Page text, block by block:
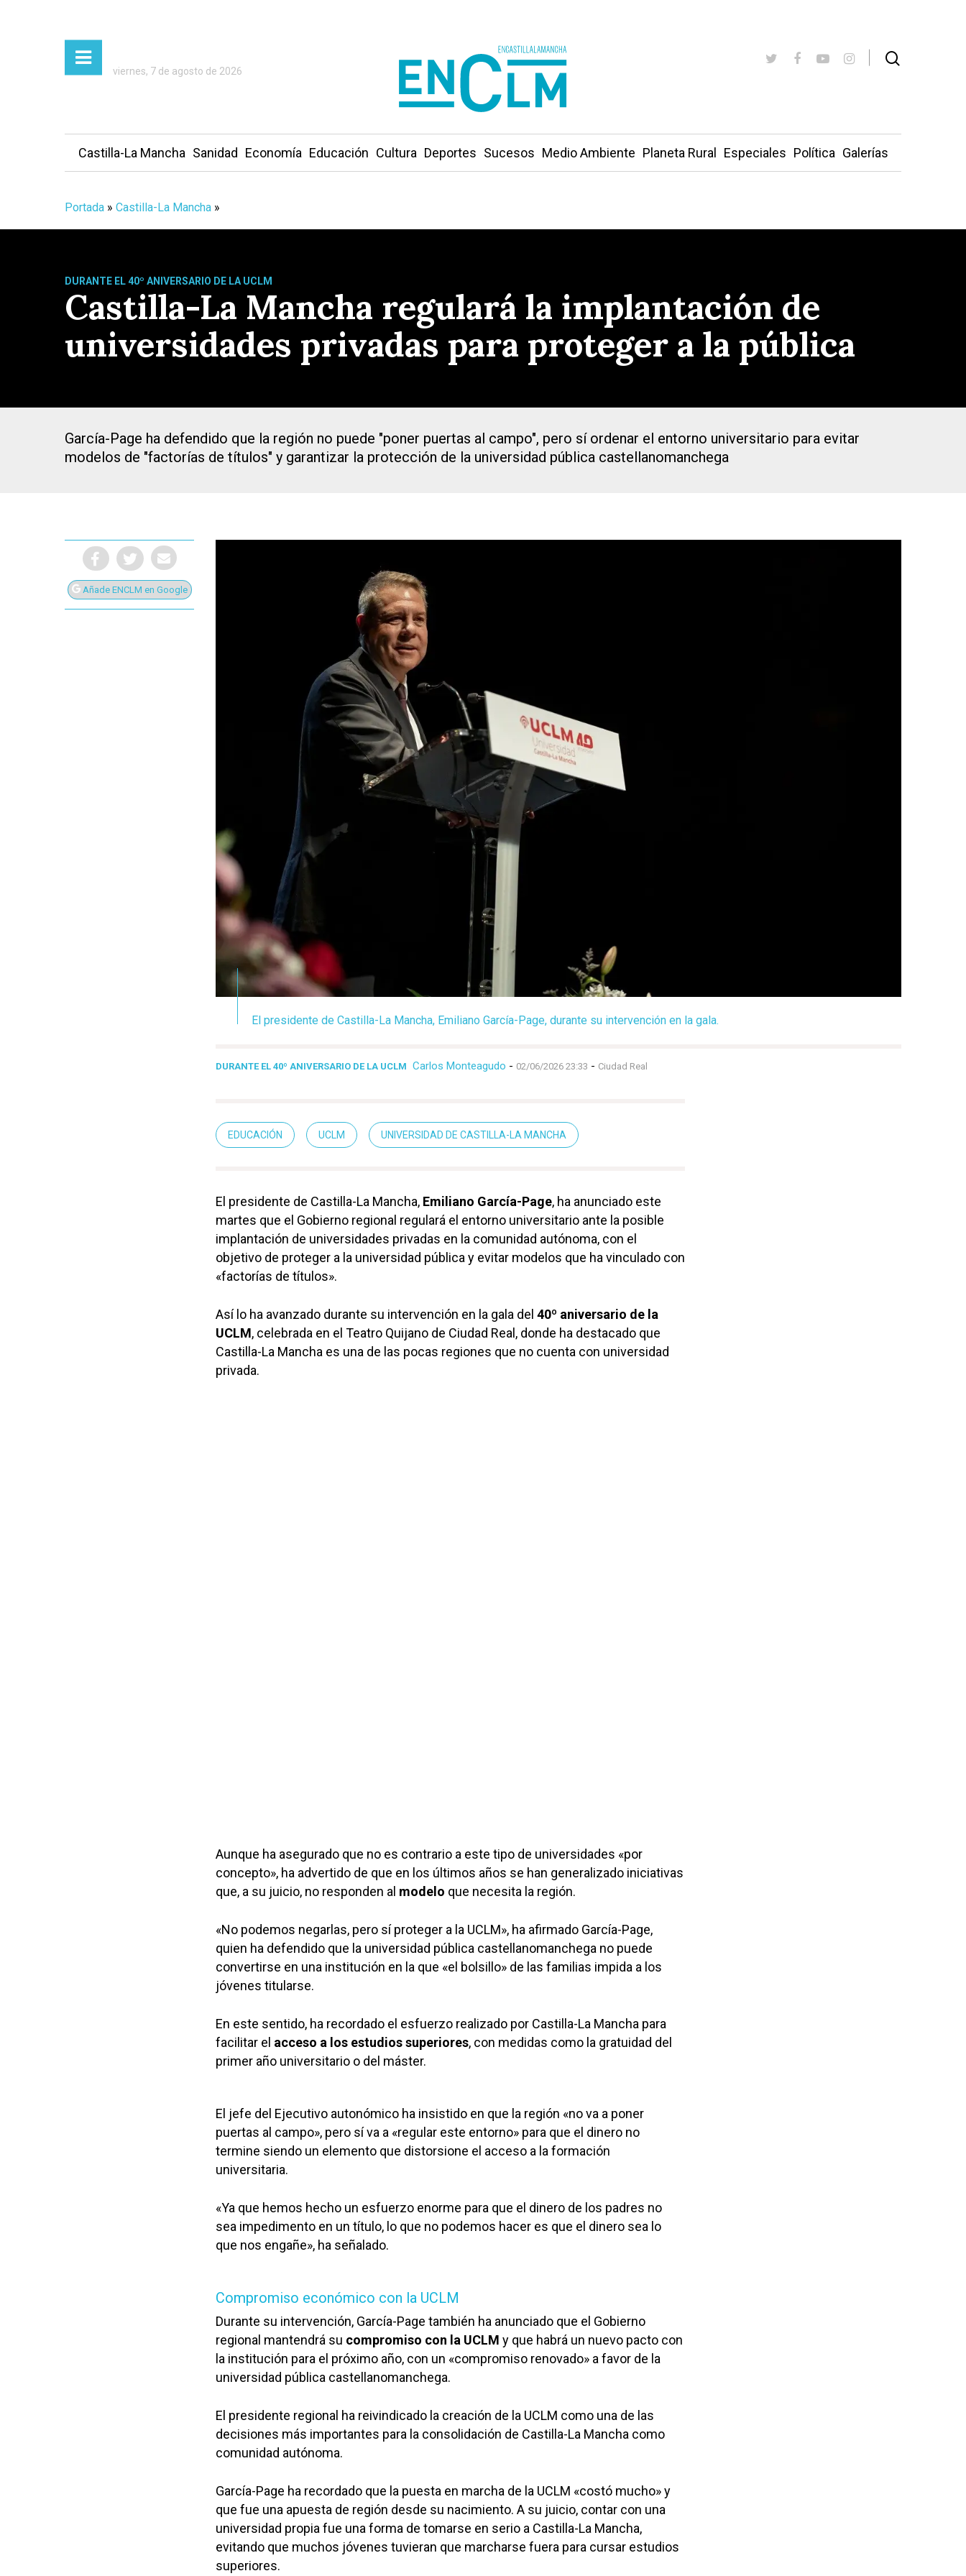
Presiona Intro para buscar o ESC para cerrar
viernes, 7 de agosto de 2026
Castilla-La Mancha Sanidad Economía Educación Cultura Deportes Sucesos Medio Ambiente Planeta Rural Especiales Política Galerías
Portada » Castilla-La Mancha »
DURANTE EL 40º ANIVERSARIO DE LA UCLM
Castilla-La Mancha regulará la implantación de
universidades privadas para proteger a la pública
García-Page ha defendido que la región no puede "poner puertas al campo", pero sí ordenar el entorno universitario para evitar
modelos de "factorías de títulos" y garantizar la protección de la universidad pública castellanomanchega
Añade ENCLM en Google
El presidente de Castilla-La Mancha, Emiliano García-Page, durante su intervención en la gala.
DURANTE EL 40º ANIVERSARIO DE LA UCLM Carlos Monteagudo - 02/06/2026 23:33 - Ciudad Real
EDUCACIÓN UCLM UNIVERSIDAD DE CASTILLA-LA MANCHA
El presidente de Castilla-La Mancha, Emiliano García-Page, ha anunciado este
martes que el Gobierno regional regulará el entorno universitario ante la posible
implantación de universidades privadas en la comunidad autónoma, con el
objetivo de proteger a la universidad pública y evitar modelos que ha vinculado con
«factorías de títulos».
Así lo ha avanzado durante su intervención en la gala del 40º aniversario de la
UCLM, celebrada en el Teatro Quijano de Ciudad Real, donde ha destacado que
Castilla-La Mancha es una de las pocas regiones que no cuenta con universidad
privada.
Aunque ha asegurado que no es contrario a este tipo de universidades «por
concepto», ha advertido de que en los últimos años se han generalizado iniciativas
que, a su juicio, no responden al modelo que necesita la región.
«No podemos negarlas, pero sí proteger a la UCLM», ha afirmado García-Page,
quien ha defendido que la universidad pública castellanomanchega no puede
convertirse en una institución en la que «el bolsillo» de las familias impida a los
jóvenes titularse.
En este sentido, ha recordado el esfuerzo realizado por Castilla-La Mancha para
facilitar el acceso a los estudios superiores, con medidas como la gratuidad del
primer año universitario o del máster.
El jefe del Ejecutivo autonómico ha insistido en que la región «no va a poner
puertas al campo», pero sí va a «regular este entorno» para que el dinero no
termine siendo un elemento que distorsione el acceso a la formación
universitaria.
«Ya que hemos hecho un esfuerzo enorme para que el dinero de los padres no
sea impedimento en un título, lo que no podemos hacer es que el dinero sea lo
que nos engañe», ha señalado.
Compromiso económico con la UCLM
Durante su intervención, García-Page también ha anunciado que el Gobierno
regional mantendrá su compromiso con la UCLM y que habrá un nuevo pacto con
la institución para el próximo año, con un «compromiso renovado» a favor de la
universidad pública castellanomanchega.
El presidente regional ha reivindicado la creación de la UCLM como una de las
decisiones más importantes para la consolidación de Castilla-La Mancha como
comunidad autónoma.
García-Page ha recordado que la puesta en marcha de la UCLM «costó mucho» y
que fue una apuesta de región desde su nacimiento. A su juicio, contar con una
universidad propia fue una forma de tomarse en serio a Castilla-La Mancha,
evitando que muchos jóvenes tuvieran que marcharse fuera para cursar estudios
superiores.